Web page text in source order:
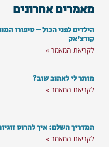
מאמרים אחרונים
הילדים לפני הכול – סיפורו
קורצ'אק
לקריאת המאמר »
מותר לי לאהוב שוב?
לקריאת המאמר »
המדריך השלם: איך להרוס
לקריאת המאמר »
רוצים לא
הצטרפו לקהילת